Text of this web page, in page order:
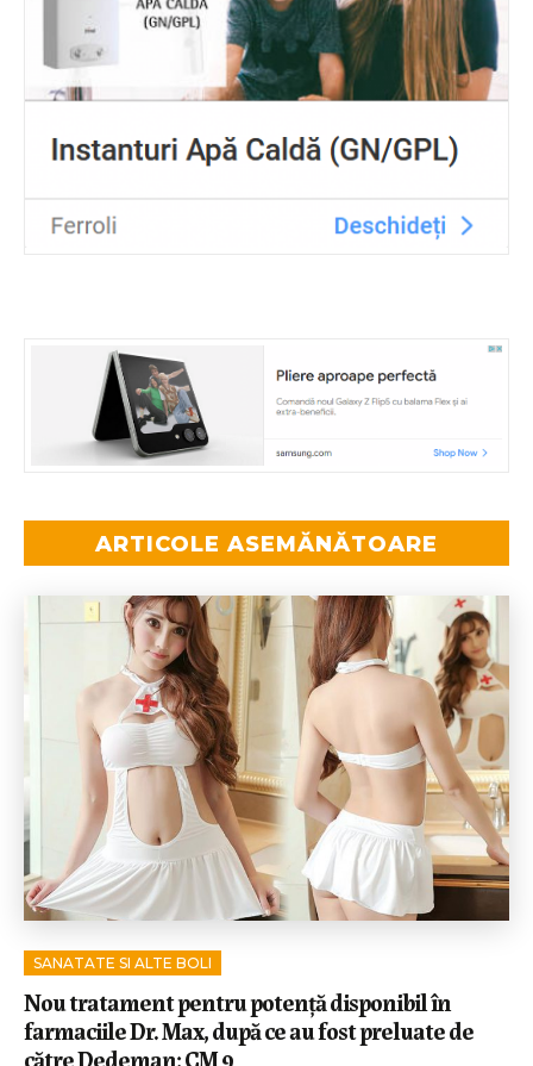
ARTICOLE ASEMĂNĂTOARE
SANATATE SI ALTE BOLI
Nou tratament pentru potență disponibil în
farmaciile Dr. Max, după ce au fost preluate de
către Dedeman: CM 9